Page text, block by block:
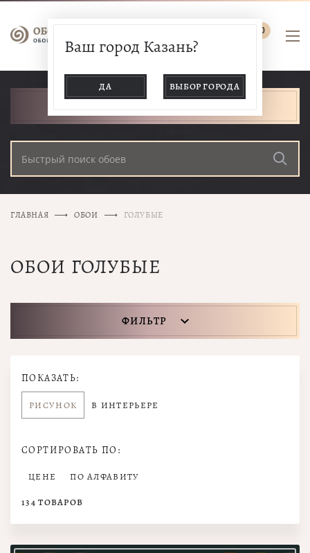
0
Ваш город Казань?
ДА ВЫБОР ГОРОДА
ГЛАВНАЯ ОБОИ ГОЛУБЫЕ
ОБОИ ГОЛУБЫЕ
ФИЛЬТР
ПОКАЗАТЬ:
РИСУНОК В ИНТЕРЬЕРЕ
СОРТИРОВАТЬ ПО:
ЦЕНЕ ПО АЛФАВИТУ
134 ТОВАРОВ